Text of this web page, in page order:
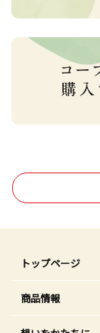
トップページ
商品情報